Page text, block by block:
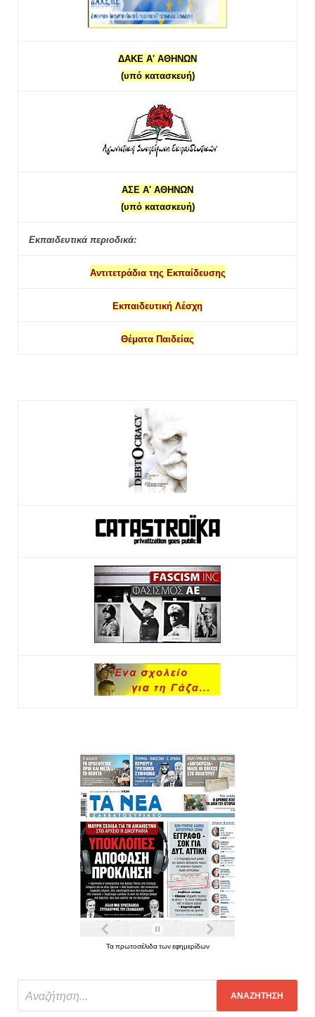
ΔΑΚΕ Α' ΑΘΗΝΩΝ
(υπό κατασκευή)
ΑΣΕ Α' ΑΘΗΝΩΝ
(υπό κατασκευή)
Εκπαιδευτικά περιοδικά:
Αντιτετράδια της Εκπαίδευσης
Εκπαιδευτική Λέσχη
Θέματα Παιδείας
Τα πρωτοσέλιδα των εφημερίδων